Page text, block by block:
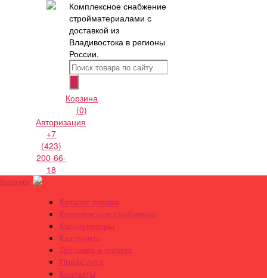
Комплексное снабжение
стройматериалами с
доставкой из
Владивостока в регионы
России.
Корзина
(0)
Авторизация
+7
(423)
200-66-
18
Каталог
Каталог товара
Комплексное снабжение
Калькуляторы
Как купить
Доставка и оплата
Прайс лист
Контакты